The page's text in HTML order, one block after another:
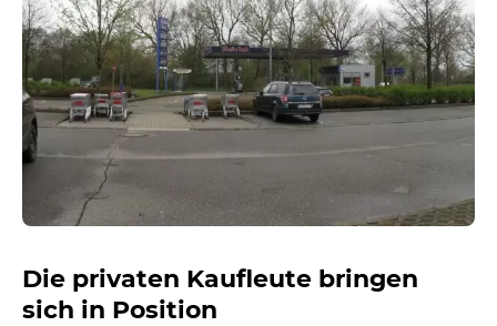
Die privaten Kaufleute bringen
sich in Position